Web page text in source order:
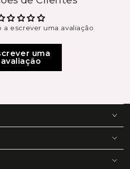
a escrever uma avaliação
uma
avaliação